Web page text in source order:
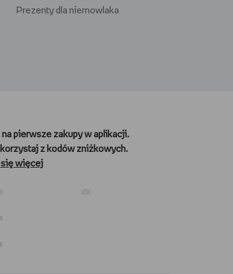
Prezenty dla niemowlaka
Prezenty dla kibica
Prezenty dla biegacza
na pierwsze zakupy w aplikacji.
z kodów zniżkowych.
więcej